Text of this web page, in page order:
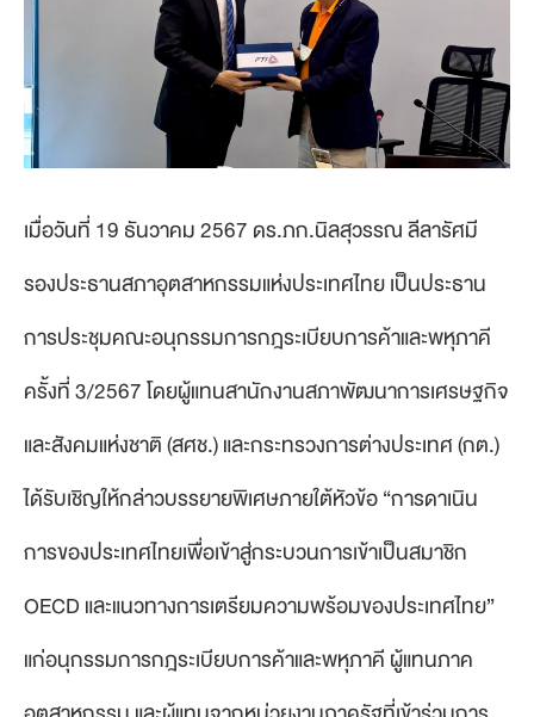
เมื่อวันที่ 19 ธันวาคม 2567 ดร.ภก.นิลสุวรรณ ลีลารัศมี
รองประธานสภาอุตสาหกรรมแห่งประเทศไทย เป็นประธาน
การประชุมคณะอนุกรรมการกฎระเบียบการค้าและพหุภาคี
ครั้งที่ 3/2567 โดยผู้แทนสานักงานสภาพัฒนาการเศรษฐกิจ
และสังคมแห่งชาติ (สศช.) และกระทรวงการต่างประเทศ (กต.)
ได้รับเชิญให้กล่าวบรรยายพิเศษภายใต้หัวข้อ “การดาเนิน
การของประเทศไทยเพื่อเข้าสู่กระบวนการเข้าเป็นสมาชิก
OECD และแนวทางการเตรียมความพร้อมของประเทศไทย”
แก่อนุกรรมการกฎระเบียบการค้าและพหุภาคี ผู้แทนภาค